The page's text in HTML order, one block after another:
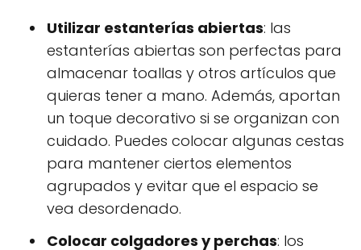
Utilizar estanterías abiertas: las
estanterías abiertas son perfectas para
almacenar toallas y otros artículos que
quieras tener a mano. Además, aportan
un toque decorativo si se organizan con
cuidado. Puedes colocar algunas cestas
para mantener ciertos elementos
agrupados y evitar que el espacio se
vea desordenado.
Colocar colgadores y perchas: los